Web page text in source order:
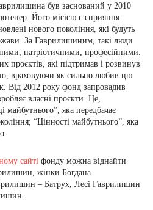
був заснований у 2010
Його місією є сприяння
нового покоління, які будуть
За Гаврилишиним, такі люди
патріотичними, професійними.
проєктів, які підтримав і розвинув
враховуючи як сильно любив цю
Від 2012 року фонд запровадив
власні проєкти. Це,
яка передбачає
“Цінності майбутнього”, яка
сайті фонду можна віднайти
жінки Богдана
– Батрух, Лесі Гаврилишин